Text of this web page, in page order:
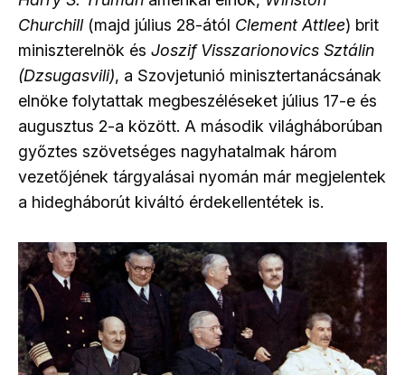
Churchill(majd július 28-ától Clement Attlee) brit
miniszterelnök és Joszif Visszarionovics Sztálin
(Dzsugasvili), a Szovjetunió minisztertanácsának
elnöke folytattak megbeszéléseket július 17-e és
augusztus 2-a között. A második világháborúban
győztes szövetséges nagyhatalmak három
vezetőjének tárgyalásai nyomán már megjelentek
a hidegháborút kiváltó érdekellentétek is.